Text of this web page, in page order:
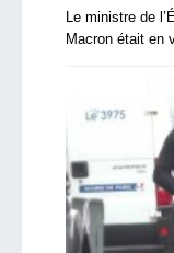
Le ministre de
Macron était en